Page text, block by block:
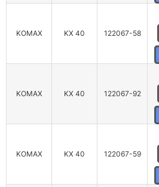
KOMAX KX 40 122067-58
KOMAX KX 40 122067-92
KOMAX KX 40 122067-59